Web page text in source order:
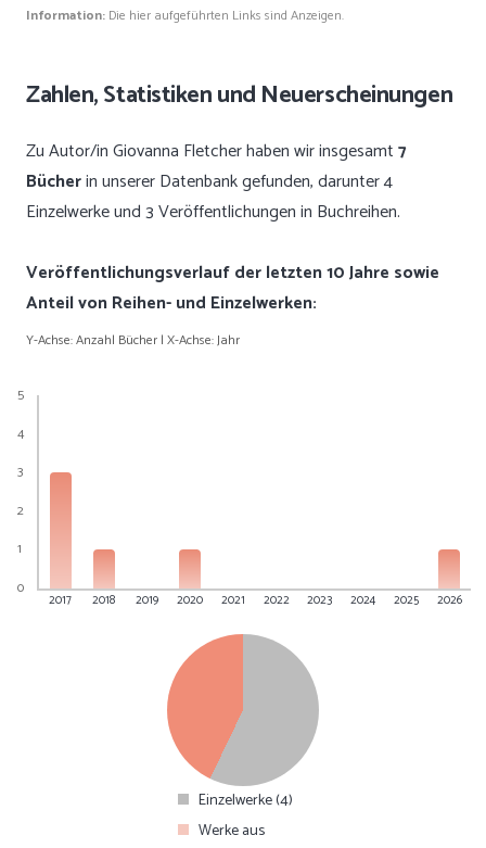
Information: Die hier aufgeführten Links sind Anzeigen.
Zahlen, Statistiken und Neuerscheinungen
Zu Autor/in Giovanna Fletcher haben wir insgesamt7
Bücherin unserer Datenbank gefunden, darunter 4
Einzelwerke und 3 Veröffentlichungen in Buchreihen.
Veröffentlichungsverlauf der letzten 10 Jahre sowie
Anteil von Reihen- und Einzelwerken:
Y-Achse: Anzahl Bücher | X-Achse: Jahr
0
1
2
3
4
5
2017 2018 2019 2020 2021 2022 2023 2024 2025 2026
Einzelwerke (4)
Werke aus